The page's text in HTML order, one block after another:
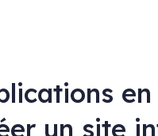
un site